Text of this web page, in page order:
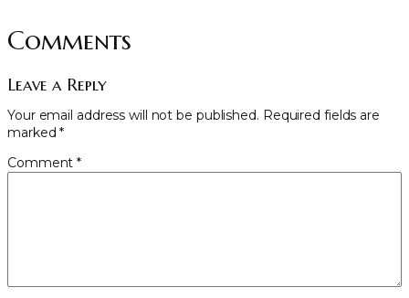
Comments
Leave a Reply
Your email address will not be published. Required fields are
marked*
Comment*